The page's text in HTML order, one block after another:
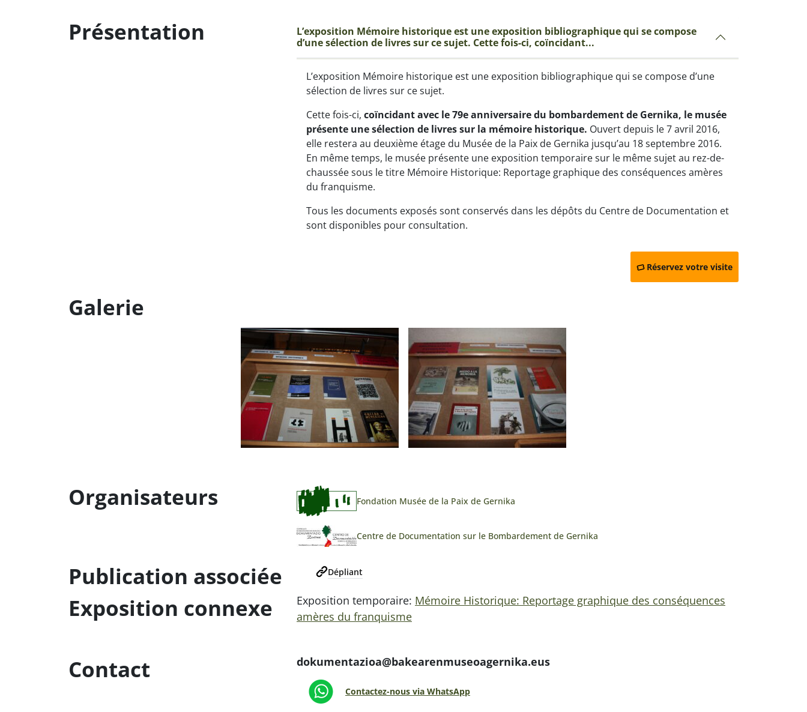
Présentation
L’exposition Mémoire historique est une exposition bibliographique qui se compose
d’une sélection de livres sur ce sujet. Cette fois-ci, coïncidant...
L’exposition Mémoire historique est une exposition bibliographique qui se compose d’une
sélection de livres sur ce sujet.
Cette fois-ci, coïncidant avec le 79e anniversaire du bombardement de Gernika, le musée
présente une sélection de livres sur la mémoire historique. Ouvert depuis le 7 avril 2016,
elle restera au deuxième étage du Musée de la Paix de Gernika jusqu’au 18 septembre 2016.
En même temps, le musée présente une exposition temporaire sur le même sujet au rez-de-
chaussée sous le titre Mémoire Historique: Reportage graphique des conséquences amères
du franquisme.
Tous les documents exposés sont conservés dans les dépôts du Centre de Documentation et
sont disponibles pour consultation.
Réservez votre visite
Galerie
Organisateurs Fondation Musée de la Paix de Gernika
Centre de Documentation sur le Bombardement de Gernika
Publication associée Dépliant
Exposition connexe Exposition temporaire: Mémoire Historique: Reportage graphique des conséquences
amères du franquisme
Contact dokumentazioa@bakearenmuseoagernika.eus
Contactez-nous via WhatsApp